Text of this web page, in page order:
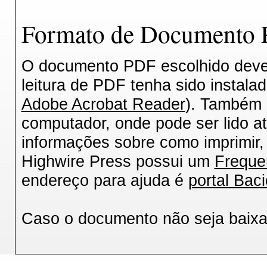
Formato de
O documento PDF escolhido
leitura de PDF tenha sido
Adobe Acrobat Reader).
computador, onde pode ser lido
informações sobre como
Highwire Press possui um
endereço para ajuda é portal
Caso o documento não seja